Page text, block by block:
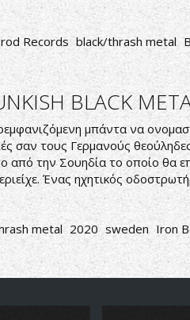
Records black/thrash metal
BLACK
μπάντα να
σαν τους Γερμανούς
την Σουηδία το οποίο θα
Ένας ηχητικός
metal 2020 sweden Iron